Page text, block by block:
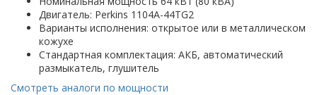
Двигатель: Perkins 1104A-44TG2
Варианты исполнения: открытое или в металлическом
кожухе
Стандартная комплектация: АКБ, автоматический
размыкатель, глушитель
Смотреть аналоги по мощности